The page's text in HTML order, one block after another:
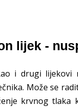
lijek -
i drugi lijekovi
Može se
krvnog